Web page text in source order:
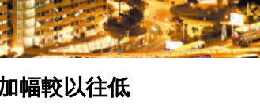
幅較以往低